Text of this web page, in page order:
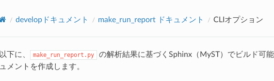
developドキュメント make_run_report ドキュメント CLIオプション
以下に、 make_run_report.py
の解析結果に基づくSphinx（MyST）でビルド可
ュメントを作成します。